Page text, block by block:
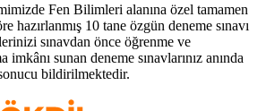
Fen Bilimleri alanına özel tamamen
hazırlanmış 10 tane özgün deneme sınavı
sınavdan önce öğrenme ve
sunan deneme sınavlarınız anında
bildirilmektedir.